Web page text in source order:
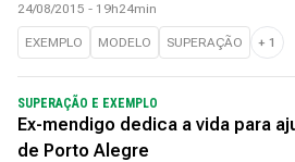
24/08/2015 - 19h24min
EXEMPLO MODELO SUPERAÇÃO + 1
SUPERAÇÃO E EXEMPLO
Ex-mendigo dedica a vida para
de Porto Alegre